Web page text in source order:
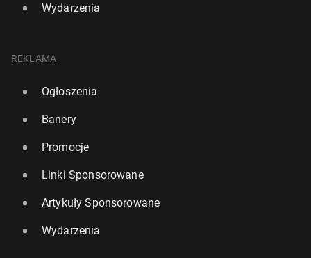
Wydarzenia
REKLAMA
Ogłoszenia
Banery
Promocje
Linki Sponsorowane
Artykuły Sponsorowane
Wydarzenia